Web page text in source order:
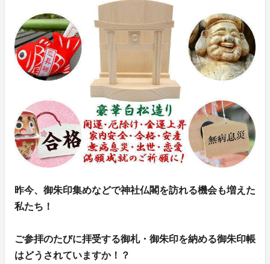
昨今、御朱印集めなどで神社仏閣を訪れる機会も増えた
私たち！
ご参拝のたびに拝受する御札・御朱印を納める御朱印帳
はどうされていますか！？